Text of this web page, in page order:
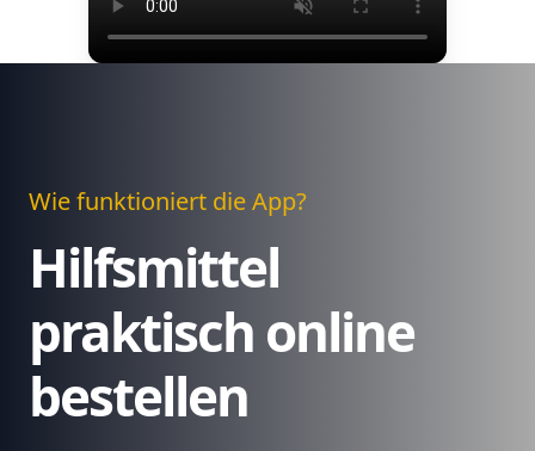
Wie funktioniert die App?
Hilfsmittel
praktisch online
bestellen